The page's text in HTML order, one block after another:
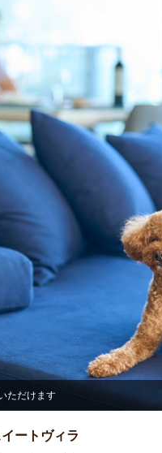
ただけます
ートヴィラ